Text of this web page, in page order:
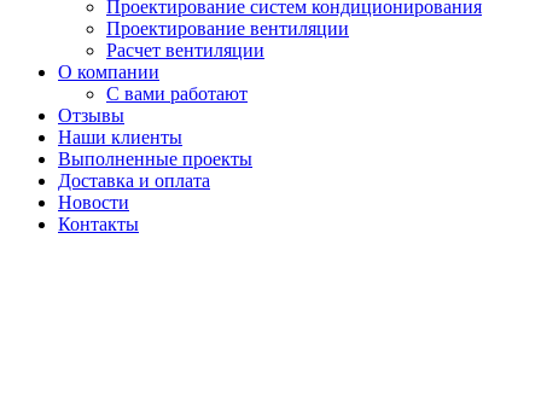
Проектирование систем кондиционирования
Проектирование вентиляции
Расчет вентиляции
О компании
С вами работают
Отзывы
Наши клиенты
Выполненные проекты
Доставка и оплата
Новости
Контакты